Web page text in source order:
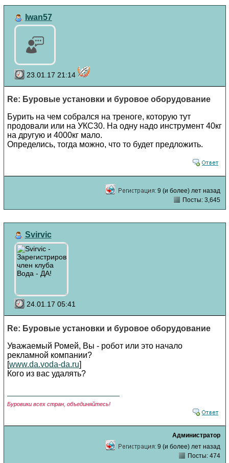
Iwan57
23.01.17 21:14
Re: Буровые установки и буровое оборудование
Бурить на чем собрался на треноге, которую тут
продовали или на УКС30. На одну надо инструмент 40кг
на другую и 4000кг мало.
Определись, тогда можно, что то будет предложить.
9 (и более) лет назад
Посты: 3,645
Svirvic
24.01.17 05:41
Re: Буровые установки и буровое оборудование
Уважаемый Ромей, Вы - робот или это начало
рекламной компании?
[www.da.voda-da.ru]
Кого из вас удалять?
Буровики всех стран, объединяйтесь!
Администратор
9 (и более) лет назад
Посты: 474